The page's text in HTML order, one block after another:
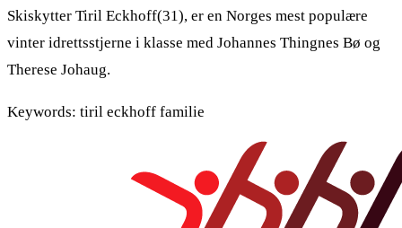
Skiskytter Tiril Eckhoff(31), er en Norges mest populære
vinter idrettsstjerne i klasse med Johannes Thingnes Bø og
Therese Johaug.
Keywords: tiril eckhoff familie